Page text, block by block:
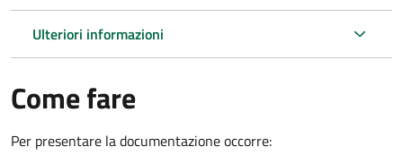
Ulteriori informazioni
Come fare
Per presentare la documentazione occorre: